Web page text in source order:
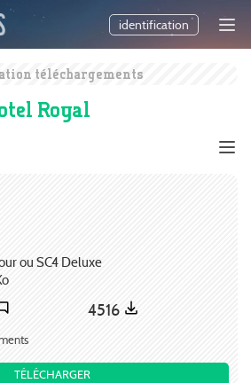
identification
téléchargements
Royal
ou SC4 Deluxe
4516
TÉLÉCHARGER